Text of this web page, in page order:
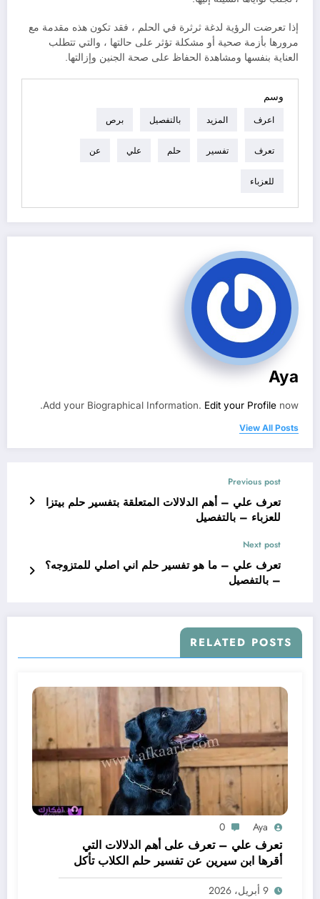
إذا تعرضت الرؤية لدغة ثرثرة في الحلم ، فقد تكون هذه مقدمة مع
مرورها بأزمة صحية أو مشكلة تؤثر على حالتها ، والتي تتطلب
العناية بنفسها ومشاهدة الحفاظ على صحة الجنين وإزالتها.
وسم
اعرف المزيد بالتفصيل برص
تعرف تفسير حلم علي عن
للعزباء
Aya
Add your Biographical Information. Edit your Profile now.
View All Posts
Previous post
تعرف علي – أهم الدلالات المتعلقة بتفسير حلم بيتزا
للعزباء – بالتفصيل
Next post
تعرف علي – ما هو تفسير حلم اني اصلي للمتزوجه؟
– بالتفصيل
RELATED POSTS
Aya
0
تعرف علي – تعرف على أهم الدلالات التي
أقرها ابن سيرين عن تفسير حلم الكلاب تأكل
لحم – بالتفصيل
9 أبريل، 2026